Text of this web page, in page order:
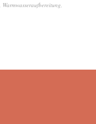
Warmwasseraufbereitung